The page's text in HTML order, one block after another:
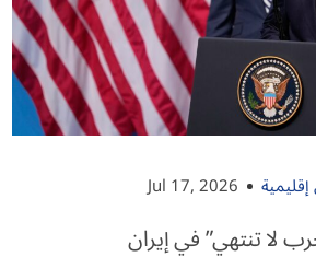
Jul 17, 2026
لا تنتهي” في إيران